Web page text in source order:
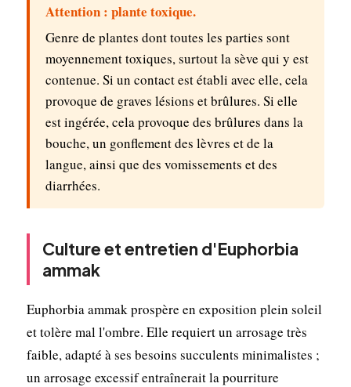
Attention : plante toxique.
Genre de plantes dont toutes les parties sont
moyennement toxiques, surtout la sève qui y est
contenue. Si un contact est établi avec elle, cela
provoque de graves lésions et brûlures. Si elle
est ingérée, cela provoque des brûlures dans la
bouche, un gonflement des lèvres et de la
langue, ainsi que des vomissements et des
diarrhées.
Culture et entretien d'Euphorbia
ammak
Euphorbia ammak prospère en exposition plein soleil
et tolère mal l'ombre. Elle requiert un arrosage très
faible, adapté à ses besoins succulents minimalistes ;
un arrosage excessif entraînerait la pourriture